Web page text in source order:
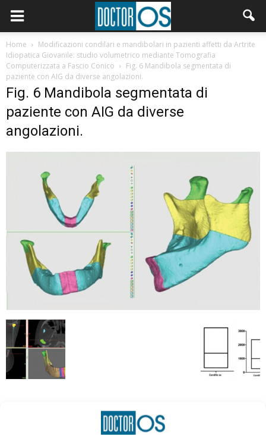
Home
Modificazioni condilari e mandibolari in pazienti affetti da Artrite
Idiopatica Giovanile: studio volumetrico mediante Tomografia
Computerizzata a Fascio Conico
Fig. 6 Mandibola segmentata di
paziente con AIG da diverse angolazioni.
Fig. 6 Mandibola segmentata di
paziente con AIG da diverse
angolazioni.